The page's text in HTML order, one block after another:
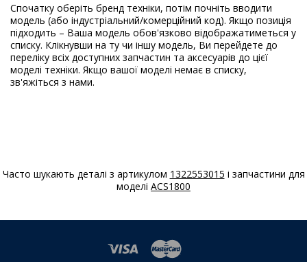
04
AEGL6AMZ48FL
914913625
05
07
07
Спочатку оберіть бренд техніки, потім почніть вводити
модель (або індустріальний/комерційний код). Якщо позиція
підходить – Ваша модель обов'язково відображатиметься у
списку. Клікнувши на ту чи іншу модель, Ви перейдете до
переліку всіх доступних запчастин та аксесуарів до цієї
моделі техніки. Якщо вашої моделі немає в списку,
зв'яжіться з нами.
Часто шукають деталі з артикулом 1322553015 і запчастини для
моделі ACS1800